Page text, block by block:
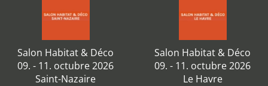
Salon Habitat & Déco
09. - 11. octubre 2026
Saint-Nazaire
Salon Habitat & Déco
09. - 11. octubre 2026
Le Havre